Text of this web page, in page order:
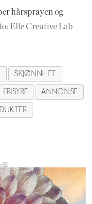
hårsprayen og
Elle Creative Lab
SKJØNNHET
FRISYRE
ANNONSE